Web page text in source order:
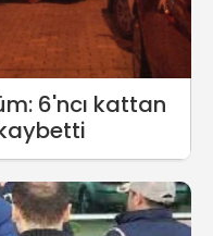
6'ncı kattan